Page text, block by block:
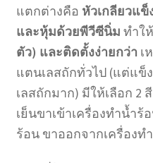
แตกต่างคือ หัวเกลียวแข็
และหุ้มด้วยพีวีซีนิ่ม ทำใ
ตัว) และติดตั้งง่ายกว่า เ
แตนเลสถักทั่วไป (แต่แ
เลสถักมาก) มีให้เลือก 2
เย็นขาเข้าเครื่องทำน้ำร้
ร้อน ขาออกจากเครื่องท